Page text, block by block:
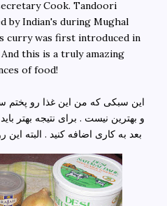
Cook. Tandoori
by Indian's during Mughal
curry was first introduced in
this is a truly amazing
of food!
این سبکی که من این غذا رو پختم
و بهترین نیست . برای نتیجه بهتر